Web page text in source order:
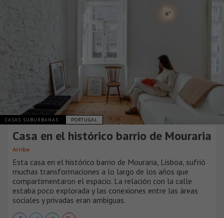
CASAS SUBURBANAS PORTUGAL
Casa en el histórico barrio de Mouraria
Arriba
Esta casa en el histórico barrio de Mouraria, Lisboa, sufrió
muchas transformaciones a lo largo de los años que
compartimentaron el espacio. La relación con la calle
estaba poco explorada y las conexiones entre las áreas
sociales y privadas eran ambiguas.